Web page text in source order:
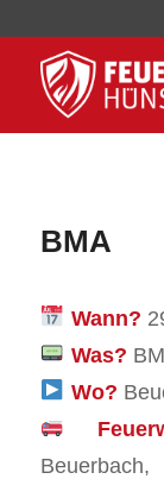
BMA
Wann?
Was?
Wo?